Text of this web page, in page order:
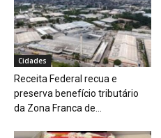
Cidades
Receita Federal recua e
preserva benefício tributário
da Zona Franca de...